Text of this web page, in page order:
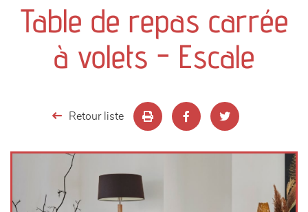
séjours
meubles de complément
décoration
Table de repas carrée
à volets - Escale
Retour liste